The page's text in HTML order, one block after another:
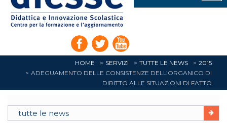
HOME SERVIZI TUTTE LE NEWS
2015
ADEGUAMENTO DELLE CONSISTENZE DELL’ORGANICO DI
DIRITTO ALLE SITUAZIONI DI FATTO
tutte le news